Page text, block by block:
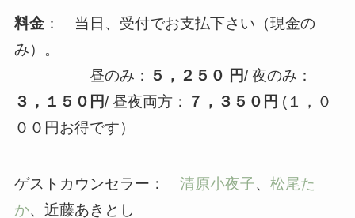
料金： 当日、受付でお支払下さい（現金の
み）。
昼のみ： ５，２５０ 円/ 夜のみ：
３，１５０円/ 昼夜両方： ７，３５０円 (１，０
００円お得です）
ゲストカウンセラー： 清原小夜子、 松尾た
か、近藤あきとし